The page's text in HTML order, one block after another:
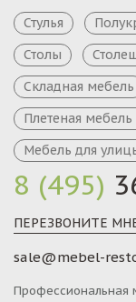
8 (495)
ПЕРЕЗВОНИТЕ
sale@mebel-
Профессиональная
Стулья
Столы
Складная мебель
Плетеная мебель
Мебель для